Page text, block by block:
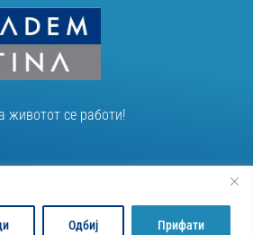
Одбиј Прифати
животот се работи!